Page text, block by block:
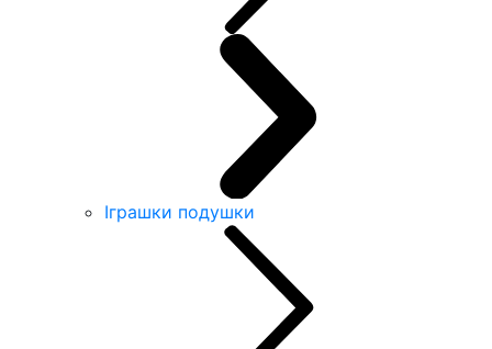
Іграшки подушки